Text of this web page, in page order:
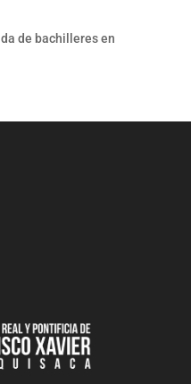
de bachilleres en